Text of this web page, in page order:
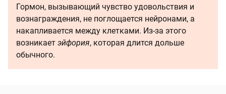
Гормон, вызывающий чувство удовольствия и
вознаграждения, не поглощается нейронами, а
накапливается между клетками. Из-за этого
возникает эйфория, которая длится дольше
обычного.